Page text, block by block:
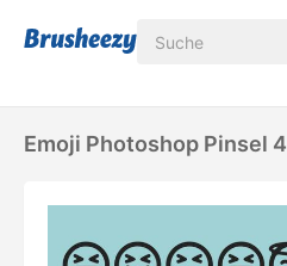
Emoji Photoshop Pinsel 4